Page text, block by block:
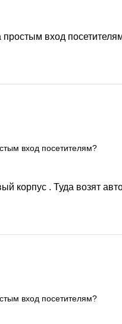
простым вход
вход посетителям?
корпус . Туда возят
вход посетителям?